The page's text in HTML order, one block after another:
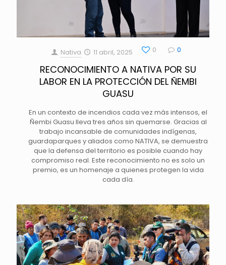
Nativa 11 abril, 2025 0 0
RECONOCIMIENTO A NATIVA POR SU
LABOR EN LA PROTECCIÓN DEL ÑEMBI
GUASU
En un contexto de incendios cada vez más intensos, el
Ñembi Guasu lleva tres años sin quemarse. Gracias al
trabajo incansable de comunidades indígenas,
guardaparques y aliados como NATIVA, se demuestra
que la defensa del territorio es posible cuando hay
compromiso real. Este reconocimiento no es solo un
premio, es un homenaje a quienes protegen la vida
cada día.